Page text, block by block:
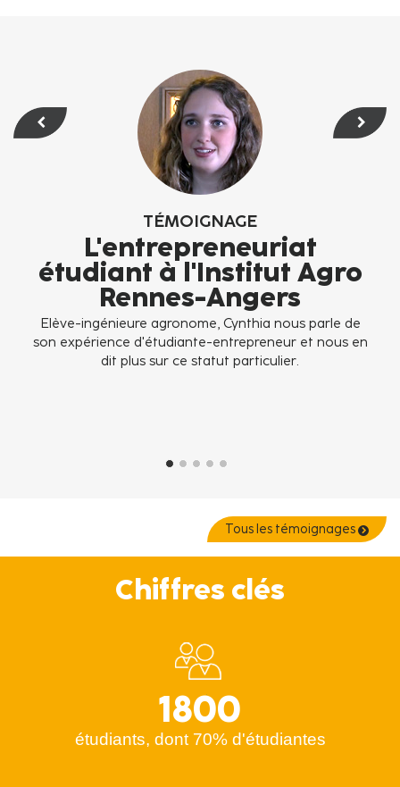
Agro
parle de
et nous en
TÉMOIGNAGE
Philippe, élève-
agronome
Spécialisé en génie de l'environnement,
parle de son parcours, de ses expériences
projet professionnel.
Tous les témoignages
Chiffres clés
1800
étudiants, dont 70% d'étudiantes